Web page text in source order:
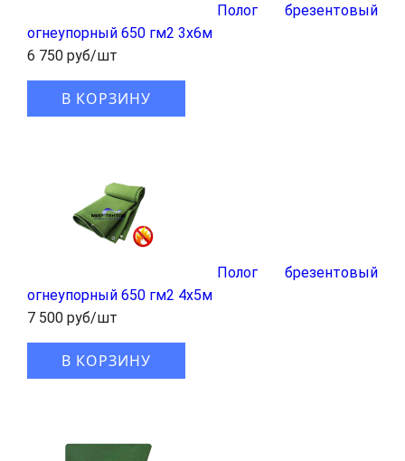
Полог брезентовый
огнеупорный 650 гм2 3x6м
6 750 руб/шт
В КОРЗИНУ
Полог брезентовый
огнеупорный 650 гм2 4x5м
7 500 руб/шт
В КОРЗИНУ